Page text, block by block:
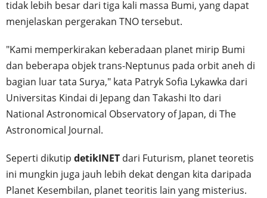
tidak lebih besar dari tiga kali massa Bumi, yang dapat
menjelaskan pergerakan TNO tersebut.
"Kami memperkirakan keberadaan planet mirip Bumi
dan beberapa objek trans-Neptunus pada orbit aneh di
bagian luar tata Surya," kata Patryk Sofia Lykawka dari
Universitas Kindai di Jepang dan Takashi Ito dari
National Astronomical Observatory of Japan, di The
Astronomical Journal.
Seperti dikutip detikINET dari Futurism, planet teoretis
ini mungkin juga jauh lebih dekat dengan kita daripada
Planet Kesembilan, planet teoritis lain yang misterius.